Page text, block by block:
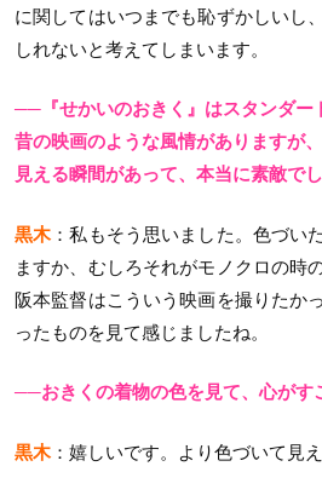
に関してはいつまでも恥ずかしいし
しれないと考えてしまいます。
──『せかいのおきく』はスタンダー
昔の映画のような風情がありますが
見える瞬間があって、本当に素敵でし
黒木：私もそう思いました。色づい
ますか、むしろそれがモノクロの時
阪本監督はこういう映画を撮りたか
ったものを見て感じましたね。
──おきくの着物の色を見て、心がす
黒木：嬉しいです。より色づいて見